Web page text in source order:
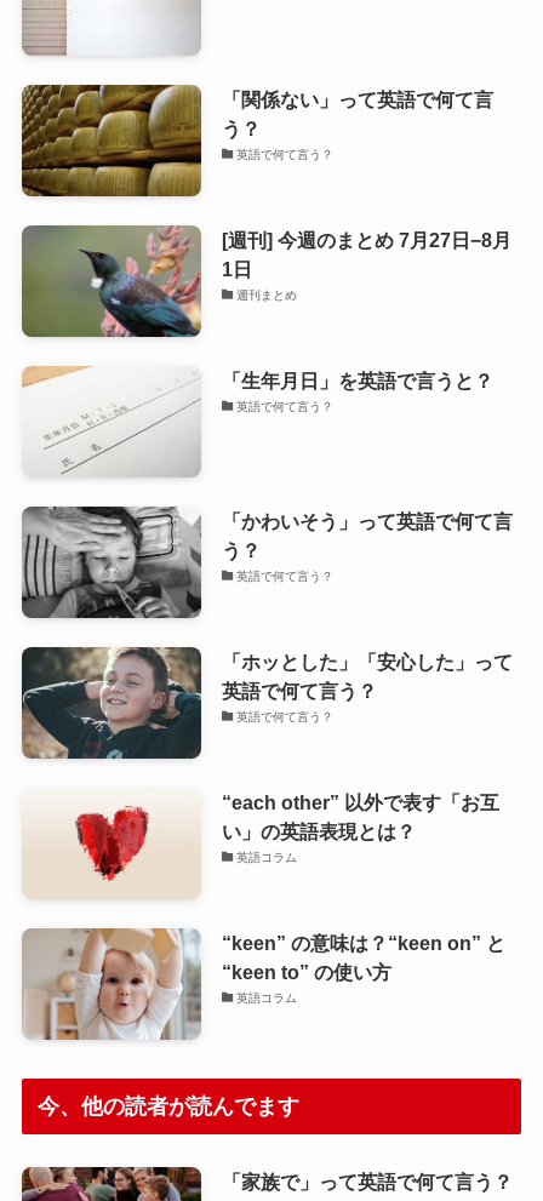
「関係ない」って英語で何て言
う？
英語で何て言う？
[週刊] 今週のまとめ 7月27日−8月
1日
週刊まとめ
「生年月日」を英語で言うと？
英語で何て言う？
「かわいそう」って英語で何て言
う？
英語で何て言う？
「ホッとした」「安心した」って
英語で何て言う？
英語で何て言う？
“each other” 以外で表す「お互
い」の英語表現とは？
英語コラム
“keen” の意味は？“keen on” と
“keen to” の使い方
英語コラム
今、他の読者が読んでます
「家族で」って英語で何て言う？